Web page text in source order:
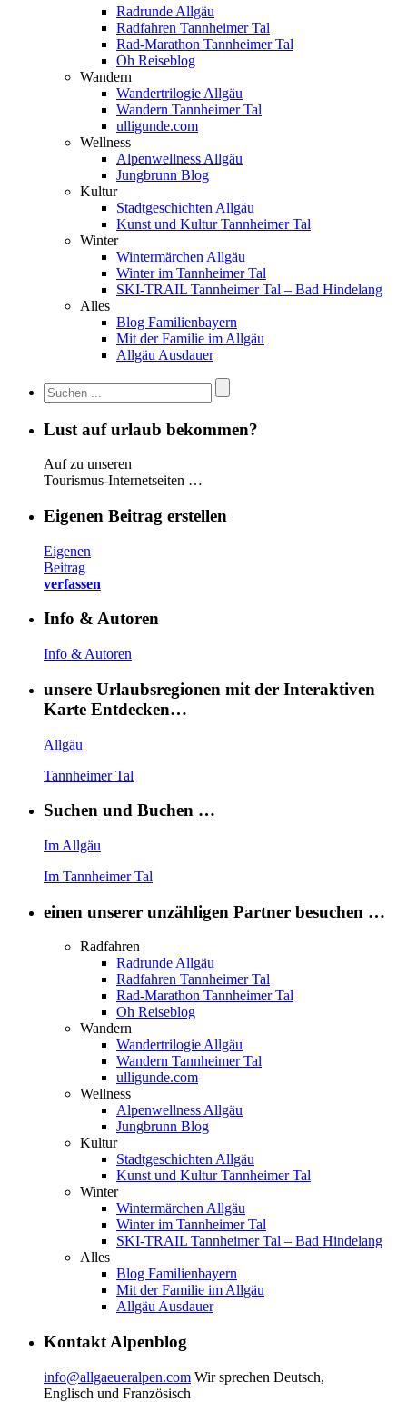
Radrunde Allgäu
Radfahren Tannheimer Tal
Rad-Marathon Tannheimer Tal
Oh Reiseblog
Wandern
Wandertrilogie Allgäu
Wandern Tannheimer Tal
ulligunde.com
Wellness
Alpenwellness Allgäu
Jungbrunn Blog
Kultur
Stadtgeschichten Allgäu
Kunst und Kultur Tannheimer Tal
Winter
Wintermärchen Allgäu
Winter im Tannheimer Tal
SKI-TRAIL Tannheimer Tal – Bad Hindelang
Alles
Blog Familienbayern
Mit der Familie im Allgäu
Allgäu Ausdauer
Lust auf urlaub bekommen?
Auf zu unseren
Tourismus-Internetseiten …
Eigenen Beitrag erstellen
Eigenen
Beitrag
verfassen
Info & Autoren
Info & Autoren
unsere Urlaubsregionen mit der Interaktiven
Karte Entdecken…
Allgäu
Tannheimer Tal
Suchen und Buchen …
Im Allgäu
Im Tannheimer Tal
einen unserer unzähligen Partner besuchen …
Radfahren
Radrunde Allgäu
Radfahren Tannheimer Tal
Rad-Marathon Tannheimer Tal
Oh Reiseblog
Wandern
Wandertrilogie Allgäu
Wandern Tannheimer Tal
ulligunde.com
Wellness
Alpenwellness Allgäu
Jungbrunn Blog
Kultur
Stadtgeschichten Allgäu
Kunst und Kultur Tannheimer Tal
Winter
Wintermärchen Allgäu
Winter im Tannheimer Tal
SKI-TRAIL Tannheimer Tal – Bad Hindelang
Alles
Blog Familienbayern
Mit der Familie im Allgäu
Allgäu Ausdauer
Kontakt Alpenblog
info@allgaeueralpen.com Wir sprechen Deutsch,
Englisch und Französisch